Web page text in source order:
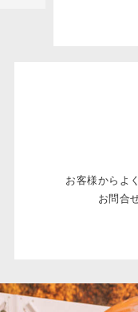
お客様からよ
お問合